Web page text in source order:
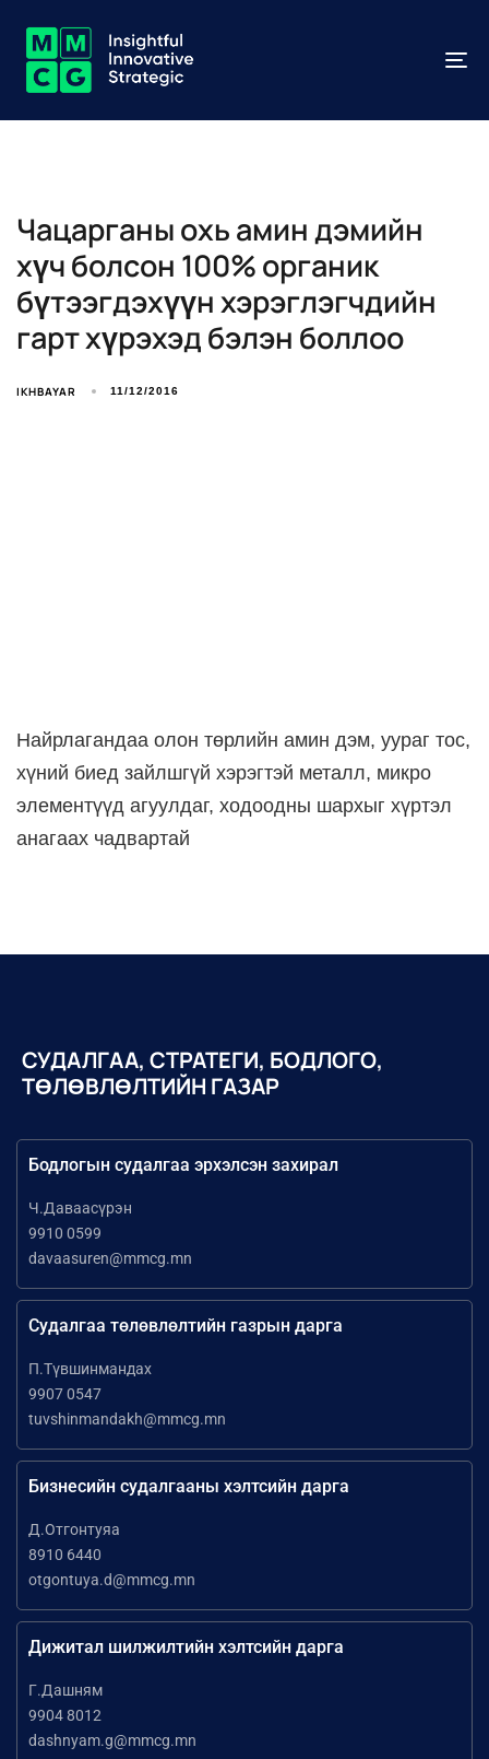
Чацарганы охь амин дэмийн
хүч болсон 100% органик
бүтээгдэхүүн хэрэглэгчдийн
гарт хүрэхэд бэлэн боллоо
IKHBAYAR 11/12/2016
Найрлагандаа олон төрлийн амин дэм, уураг тос,
хүний биед зайлшгүй хэрэгтэй металл, микро
элементүүд агуулдаг, ходоодны шархыг хүртэл
анагаах чадвартай
СУДАЛГАА, СТРАТЕГИ, БОДЛОГО,
ТӨЛӨВЛӨЛТИЙН ГАЗАР
Бодлогын судалгаа эрхэлсэн захирал
Ч.Даваасүрэн
9910 0599
davaasuren@mmcg.mn
Судалгаа төлөвлөлтийн газрын дарга
П.Түвшинмандах
9907 0547
tuvshinmandakh@mmcg.mn
Бизнесийн судалгааны хэлтсийн дарга
Д.Отгонтуяа
8910 6440
otgontuya.d@mmcg.mn
Дижитал шилжилтийн хэлтсийн дарга
Г.Дашням
9904 8012
dashnyam.g@mmcg.mn